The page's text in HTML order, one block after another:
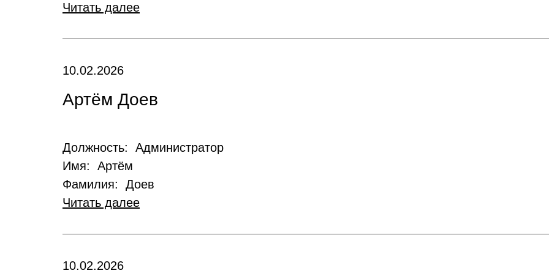
Читать далее
10.02.2026
Артём Доев
Должность: Администратор
Имя: Артём
Фамилия: Доев
Читать далее
10.02.2026